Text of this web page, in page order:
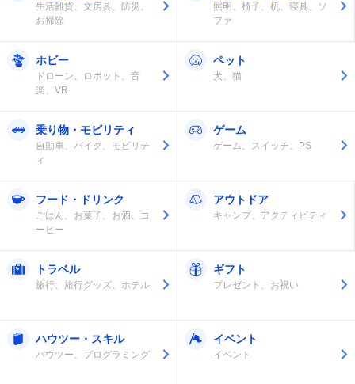
生活雑貨、文房具、防災、
お掃除
照明、椅子、机、寝具、ソ
ファ
ホビー
ドローン、ロボット、音
楽、VR
ペット
犬、猫
乗り物・モビリティ
自動車、バイク、モビリテ
ィ
ゲーム
ゲーム、スイッチ、PS
フード・ドリンク
ごはん、お菓子、お酒、コ
ーヒー
アウトドア
キャンプ、アクティビティ
トラベル
旅行、旅行グッズ、ホテル
ギフト
プレゼント、お祝い
ハウツー・スキル
ハウツー、プログラミング
イベント
イベント